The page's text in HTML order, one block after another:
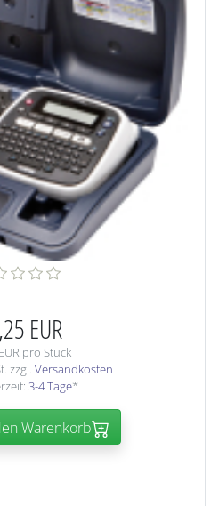
EUR
pro Stück
zzgl. Versandkosten
3-4 Tage*
Warenkorb